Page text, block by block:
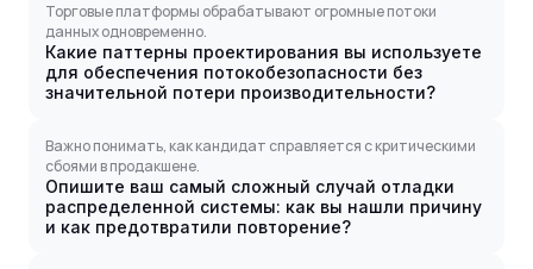
Торговые платформы обрабатывают огромные потоки
данных одновременно.
Какие паттерны проектирования вы используете
для обеспечения потокобезопасности без
значительной потери производительности?
Важно понимать, как кандидат справляется с критическими
сбоями в продакшене.
Опишите ваш самый сложный случай отладки
распределенной системы: как вы нашли причину
и как предотвратили повторение?